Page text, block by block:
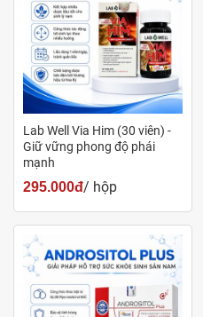
1. Nhóm lưu thông máu: L-
Cơ chế sinh học: L-
chuyển hóa thành Nitric
của enzyme. Nitric
quanh thành mạch,
rộng.
Công dụng chi tiết:
Tăng cường nuôi
giãn mạch giúp
dưỡng chất lưu
Lab Well Via Him (30 viên) -
Giữ vững phong độ phái
mạnh
295.000đ/ hộp